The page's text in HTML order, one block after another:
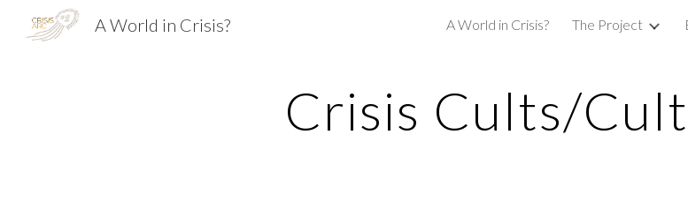
Skip to main content
A World in Crisis? A World in Crisis? The Project
Crisis Cults/